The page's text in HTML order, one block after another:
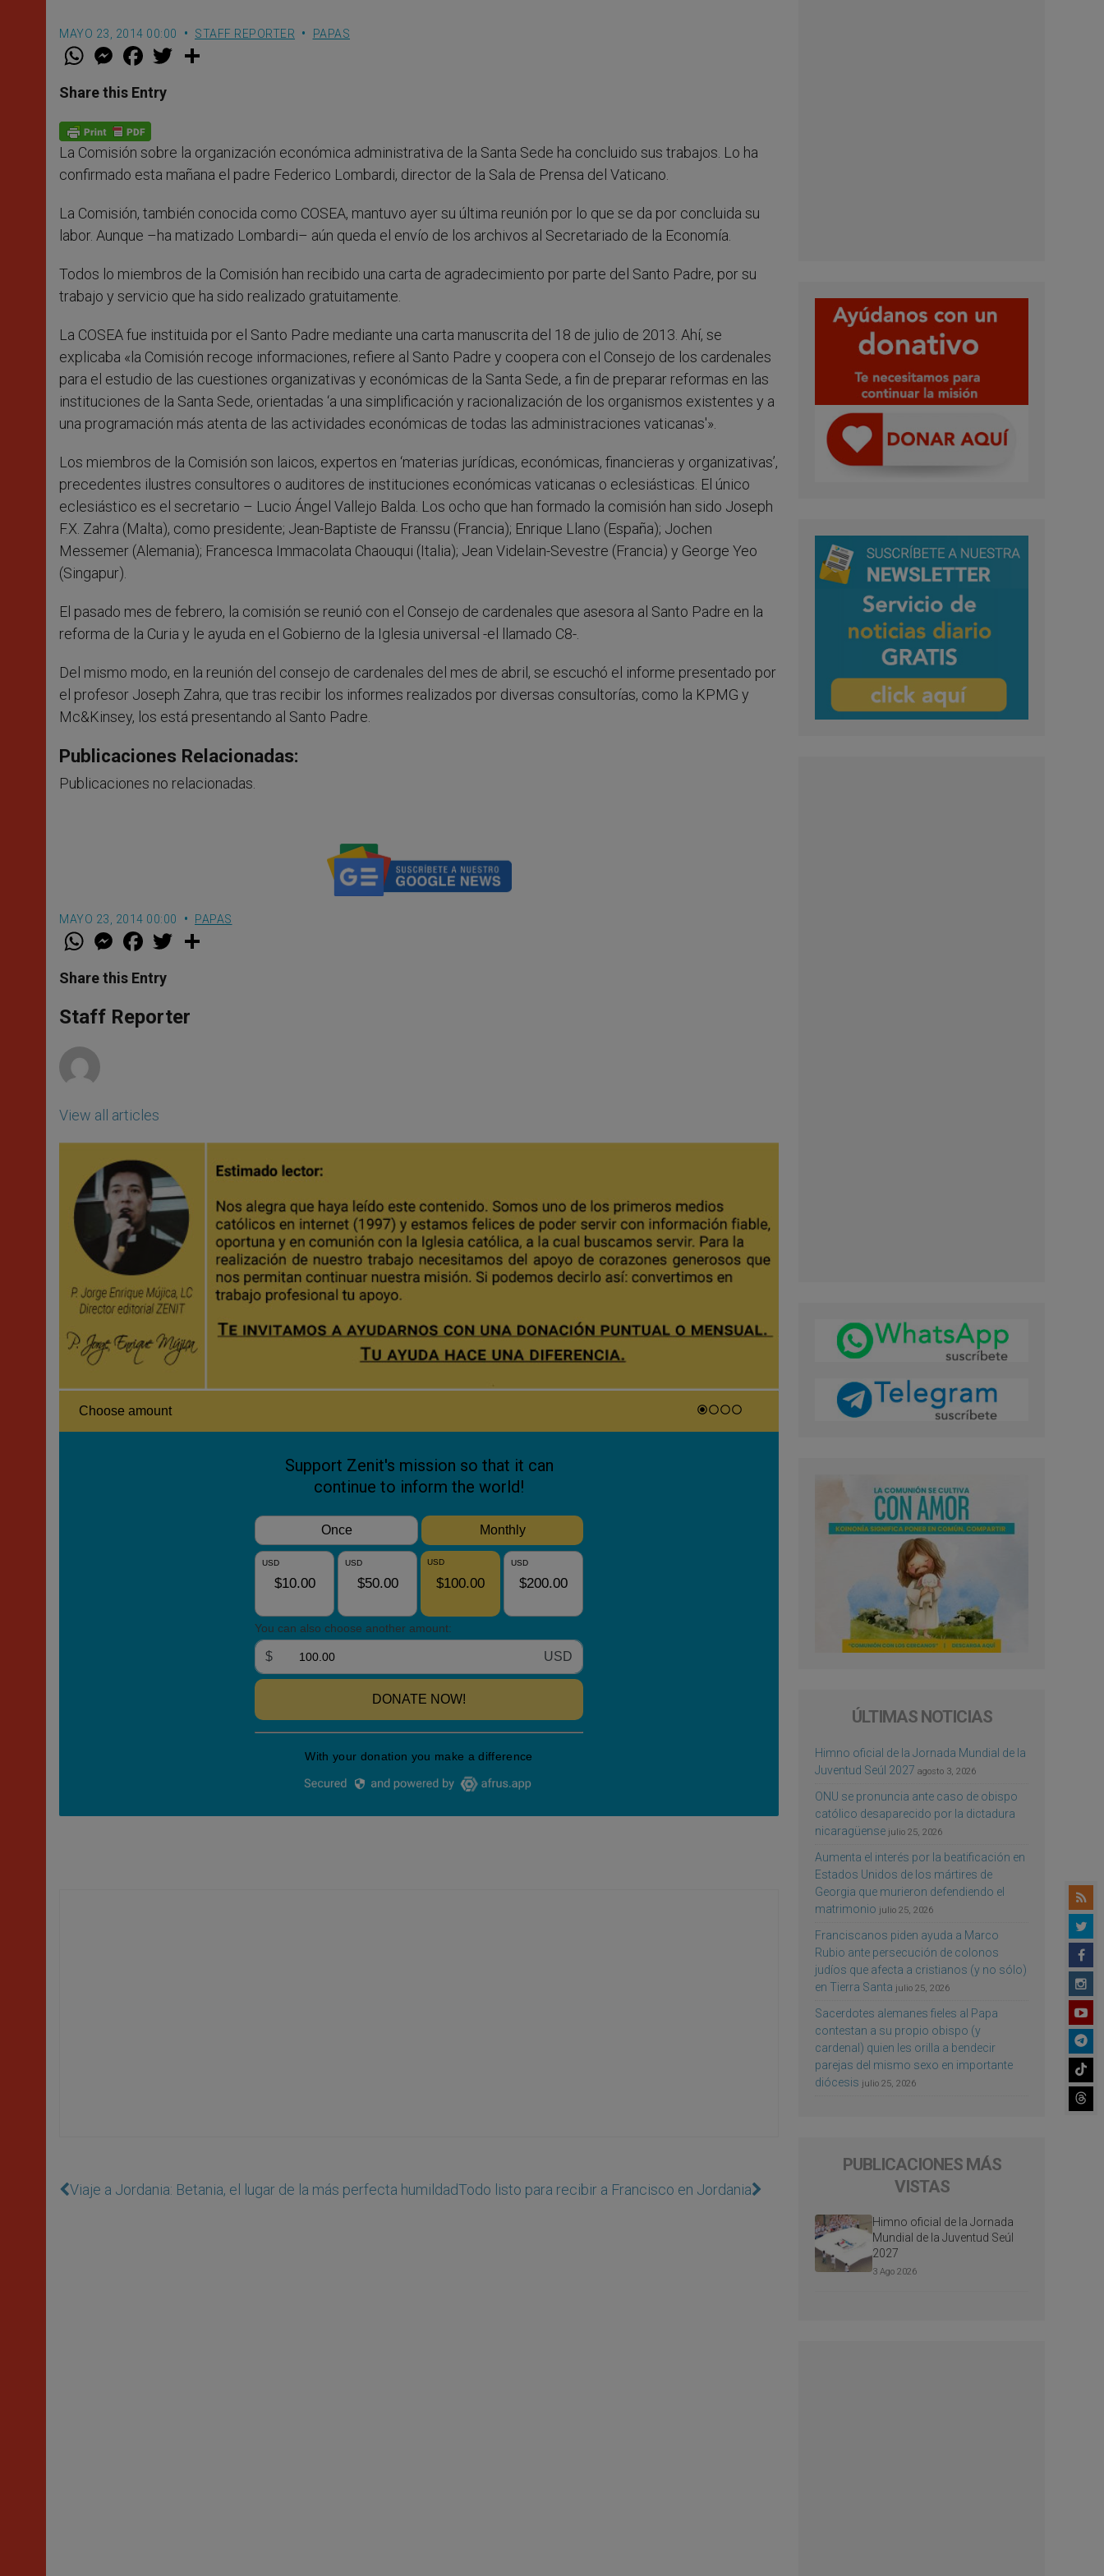
MAYO 23, 2014 00:00 STAFF REPORTER PAPAS
W
t
s
p
p
M
e
s
e
g
e
r
F
a
e
b
o
k
w
Share this Entry
La Comisión sobre la organización económica administrativa de la Santa Sede ha concluido sus trabajos. Lo ha
confirmado esta mañana el padre Federico Lombardi, director de la Sala de Prensa del Vaticano.
La Comisión, también conocida como COSEA, mantuvo ayer su última reunión por lo que se da por concluida su
labor. Aunque –ha matizado Lombardi– aún queda el envío de los archivos al Secretariado de la Economía.
Todos lo miembros de la Comisión han recibido una carta de agradecimiento por parte del Santo Padre, por su
trabajo y servicio que ha sido realizado gratuitamente.
La COSEA fue instituida por el Santo Padre mediante una carta manuscrita del 18 de julio de 2013. Ahí, se
explicaba «la Comisión recoge informaciones, refiere al Santo Padre y coopera con el Consejo de los cardenales
para el estudio de las cuestiones organizativas y económicas de la Santa Sede, a fin de preparar reformas en las
instituciones de la Santa Sede, orientadas ‘a una simplificación y racionalización de los organismos existentes y a
una programación más atenta de las actividades económicas de todas las administraciones vaticanas'».
Los miembros de la Comisión son laicos, expertos en ‘materias jurídicas, económicas, financieras y organizativas’,
precedentes ilustres consultores o auditores de instituciones económicas vaticanas o eclesiásticas. El único
eclesiástico es el secretario – Lucio Ángel Vallejo Balda. Los ocho que han formado la comisión han sido Joseph
F.X. Zahra (Malta), como presidente; Jean-Baptiste de Franssu (Francia); Enrique Llano (España); Jochen
Messemer (Alemania); Francesca Immacolata Chaouqui (Italia); Jean Videlain-Sevestre (Francia) y George Yeo
(Singapur).
El pasado mes de febrero, la comisión se reunió con el Consejo de cardenales que asesora al Santo Padre en la
reforma de la Curia y le ayuda en el Gobierno de la Iglesia universal -el llamado C8-.
Del mismo modo, en la reunión del consejo de cardenales del mes de abril, se escuchó el informe presentado por
el profesor Joseph Zahra, que tras recibir los informes realizados por diversas consultorías, como la KPMG y
Mc&Kinsey, los está presentando al Santo Padre.
Publicaciones Relacionadas:
Publicaciones no relacionadas.
MAYO 23, 2014 00:00 PAPAS
W
t
s
p
p
M
e
s
e
g
e
F
a
e
b
o
k
w
r
Share this Entry
Staff Reporter
View all articles
Viaje a Jordania: Betania, el lugar de la más perfecta humildadTodo listo para recibir a Francisco en Jordania
ÚLTIMAS NOTICIAS
Himno oficial de la Jornada Mundial de la
Juventud Seúl 2027 agosto 3, 2026
ONU se pronuncia ante caso de obispo
católico desaparecido por la dictadura
nicaragüense julio 25, 2026
Aumenta el interés por la beatificación en
Estados Unidos de los mártires de
Georgia que murieron defendiendo el
matrimonio julio 25, 2026
Franciscanos piden ayuda a Marco
Rubio ante persecución de colonos
judíos que afecta a cristianos (y no sólo)
en Tierra Santa julio 25, 2026
Sacerdotes alemanes fieles al Papa
contestan a su propio obispo (y
cardenal) quien les orilla a bendecir
parejas del mismo sexo en importante
diócesis julio 25, 2026
PUBLICACIONES MÁS
VISTAS
Himno oficial de la Jornada
Mundial de la Juventud Seúl
2027
3 Ago 2026